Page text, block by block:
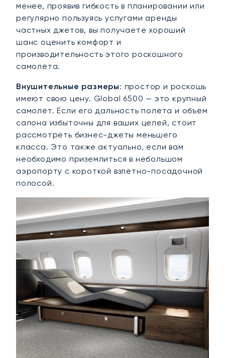
менее, проявив гибкость в планировании или
регулярно пользуясь услугами аренды
частных джетов, вы получаете хороший
шанс оценить комфорт и
производительность этого роскошного
самолёта.
Внушительные размеры: простор и роскошь
имеют свою цену. Global 6500 — это крупный
самолёт. Если его дальность полёта и объём
салона избыточны для ваших целей, стоит
рассмотреть бизнес-джеты меньшего
класса. Это также актуально, если вам
необходимо приземлиться в небольшом
аэропорту с короткой взлётно-посадочной
полосой.